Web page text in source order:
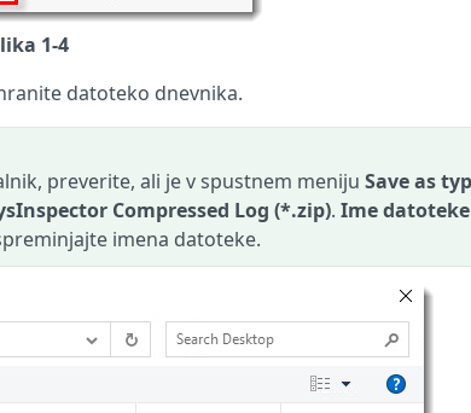
1-4
datoteko dnevnika.
preverite, ali je v spustnem meniju Save as
Compressed Log (*.zip). Ime datoteke
imena datoteke.